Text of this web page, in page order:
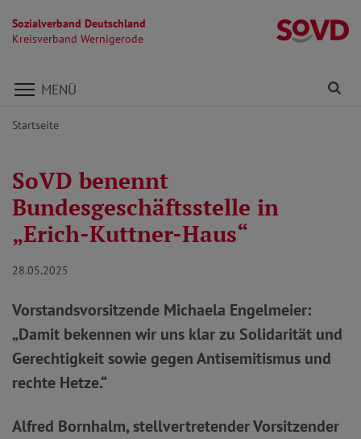
Sozialverband Deutschland
Kreisverband Wernigerode
Direkt zu den Inhalten springen
MENÜ
Startseite
SoVD benennt
Bundesgeschäftsstelle in
„Erich-Kuttner-Haus“
28.05.2025
Vorstandsvorsitzende Michaela Engelmeier:
„Damit bekennen wir uns klar zu Solidarität und
Gerechtigkeit sowie gegen Antisemitismus und
rechte Hetze.“
Alfred Bornhalm, stellvertretender Vorsitzender